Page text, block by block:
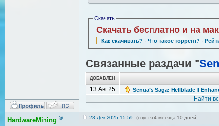
Скачать
Скачать бесплатно и на
Как скачивать? · Что такое торрент? ·
Связанные раздачи "
ДОБАВЛЕН
13 Авг 25 Senua’s Saga: Hellblade II
Найти
HardwareMining ® 28-Дек-2025 15:59 (спустя 4 месяца 10 дней)